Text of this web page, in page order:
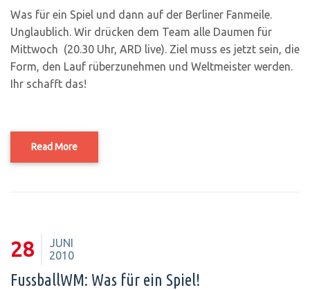
Was für ein Spiel und dann auf der Berliner Fanmeile.
Unglaublich. Wir drücken dem Team alle Daumen für
Mittwoch (20.30 Uhr, ARD live). Ziel muss es jetzt sein, die
Form, den Lauf rüberzunehmen und Weltmeister werden.
Ihr schafft das!
Read More
28
JUNI
2010
FussballWM: Was für ein Spiel!